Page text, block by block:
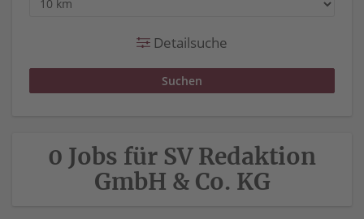
Detailsuche
0 Jobs für SV Redaktion
GmbH & Co. KG